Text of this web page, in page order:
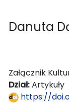
Danuta
Załącznik
Dział:Artykuły
https://